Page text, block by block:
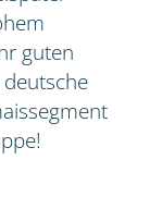
guten